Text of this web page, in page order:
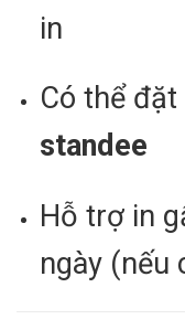
in
Có thể
standee
Hỗ trợ in
ngày (nếu